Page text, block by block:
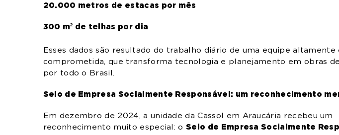
20.000 metros de estacas por mês
300 m² de telhas por dia
Esses dados são resultado do trabalho diário de uma equipe altamente
comprometida, que transforma tecnologia e planejamento em obras
por todo o Brasil.
Selo de Empresa Socialmente Responsável: um reconhecimento
Em dezembro de 2024, a unidade da Cassol em Araucária recebeu um
reconhecimento muito especial: oSelo de Empresa Socialmente